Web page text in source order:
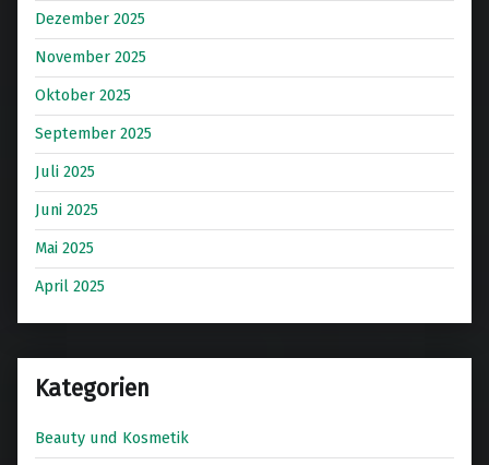
Dezember 2025
November 2025
Oktober 2025
September 2025
Juli 2025
Juni 2025
Mai 2025
April 2025
Kategorien
Beauty und Kosmetik